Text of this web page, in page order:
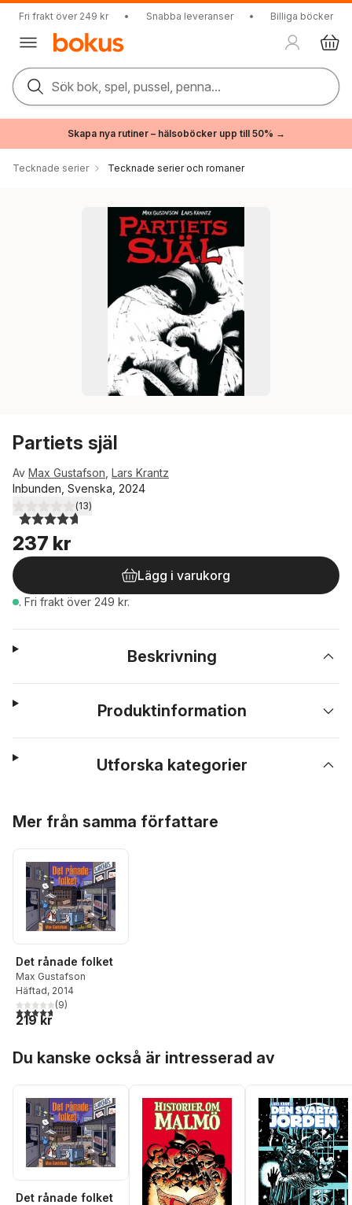
Fri frakt över 249 kr • Snabba leveranser • Billiga böcker
Sök bok, spel, pussel, penna...
Skapa nya rutiner – hälsoböcker upp till 50% →
Tecknade serier Tecknade serier och romaner
Partiets själ
Av Max Gustafson Lars Krantz
Inbunden, Svenska, 2024
4,7utav 5 stjärnor. Totalt antal röster:
(13)
237 kr
Lägg i varukorg
. Fri frakt över 249 kr.
Beskrivning
Produktinformation
Utforska kategorier
Mer från samma författare
Det rånade folket
Max Gustafson
Häftad, 2014
4,7utav 5 stjärnor. Totalt antal röster:
(9)
219 kr
Du kanske också är intresserad av
Det rånade folket